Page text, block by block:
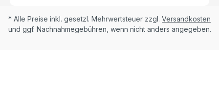
* Alle Preise inkl. gesetzl. Mehrwertsteuer zzgl. Versandkosten
und ggf. Nachnahmegebühren, wenn nicht anders angegeben.